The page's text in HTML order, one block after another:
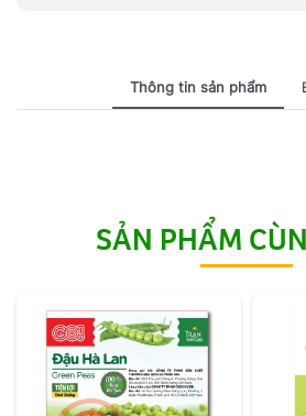
Thông tin sản phẩm
SẢN PHẨM